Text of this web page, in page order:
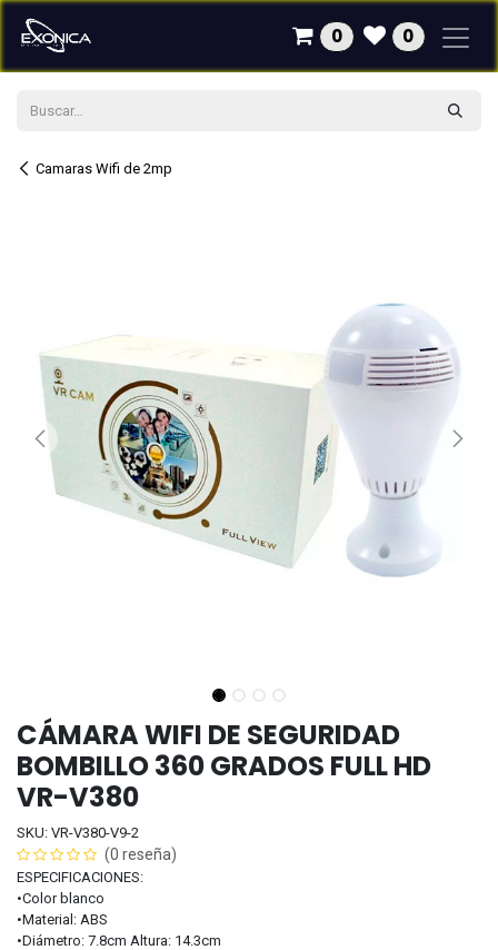
Ir al contenido
0 0
Camaras Wifi de 2mp
CÁMARA WIFI DE SEGURIDAD
BOMBILLO 360 GRADOS FULL HD
VR-V380
SKU: VR-V380-V9-2
(0 reseña)
ESPECIFICACIONES:
•Color blanco
•Material: ABS
•Diámetro: 7.8cm Altura: 14.3cm